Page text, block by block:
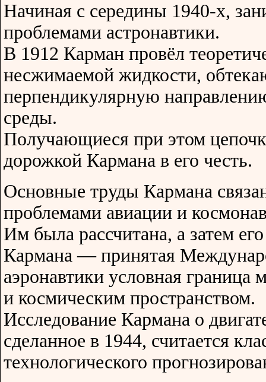
Начиная с середины 1940-х,
проблемами астронавтики.
В 1912 Карман провёл
несжимаемой жидкости,
перпендикулярную
среды.
Получающиеся при этом
дорожкой Кармана в его честь.
Основные труды Кармана
проблемами авиации и
Им была рассчитана, а затем
Кармана — принятая
аэронавтики условная
и космическим пространством.
Исследование Кармана о
сделанное в 1944, считается
технологического